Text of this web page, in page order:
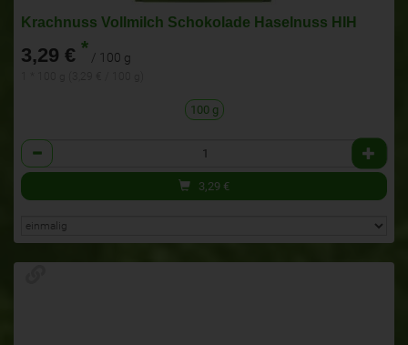
Krachnuss Vollmilch Schokolade Haselnuss HIH
3,29 € * / 100 g
100 g
Anzahl
3,29 €